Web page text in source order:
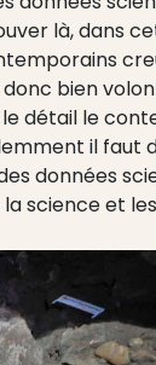
là, dans
bien
détail le
il faut
données
science et